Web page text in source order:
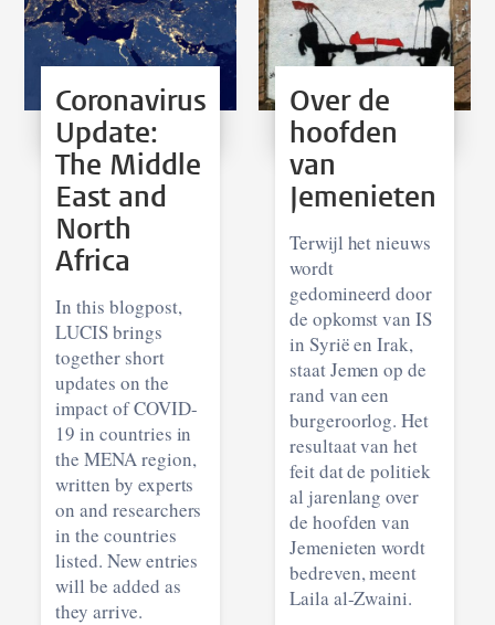
Coronavirus
Update:
The Middle
East and
North
Africa
In this blogpost,
LUCIS brings
together short
updates on the
impact of COVID-
19 in countries in
the MENA region,
written by experts
on and researchers
in the countries
listed. New entries
will be added as
they arrive.
Over de
hoofden
van
Jemenieten
Terwijl het nieuws
wordt
gedomineerd door
de opkomst van IS
in Syrië en Irak,
staat Jemen op de
rand van een
burgeroorlog. Het
resultaat van het
feit dat de politiek
al jarenlang over
de hoofden van
Jemenieten wordt
bedreven, meent
Laila al-Zwaini.